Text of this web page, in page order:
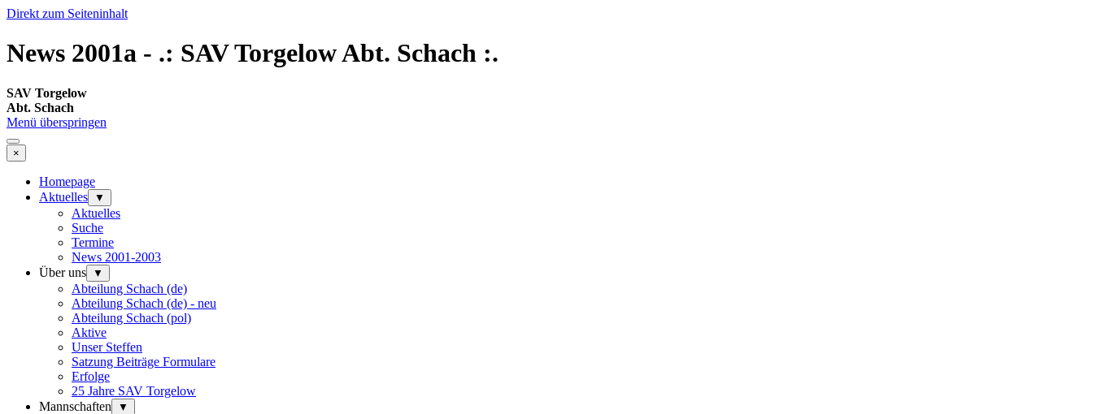
Direkt zum Seiteninhalt
News 2001a - .: SAV Torgelow Abt. Schach :.
SAV Torgelow
Abt. Schach
Menü überspringen
×
Homepage
Aktuelles
▼
Aktuelles
Suche
Termine
News 2001-2003
Über uns
▼
Abteilung Schach (de)
Abteilung Schach (de) - neu
Abteilung Schach (pol)
Aktive
Unser Steffen
Satzung Beiträge Formulare
Erfolge
25 Jahre SAV Torgelow
Mannschaften
▼